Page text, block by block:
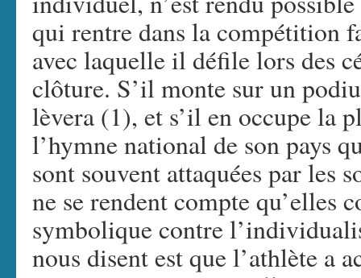
qui rentre dans la compétition
avec laquelle il défile lors des
clôture. S’il monte sur un
lèvera (1), et s’il en occupe la
l’hymne national de son pays
sont souvent attaquées par les
ne se rendent compte qu’elles
symbolique contre
nous disent est que l’athlète a